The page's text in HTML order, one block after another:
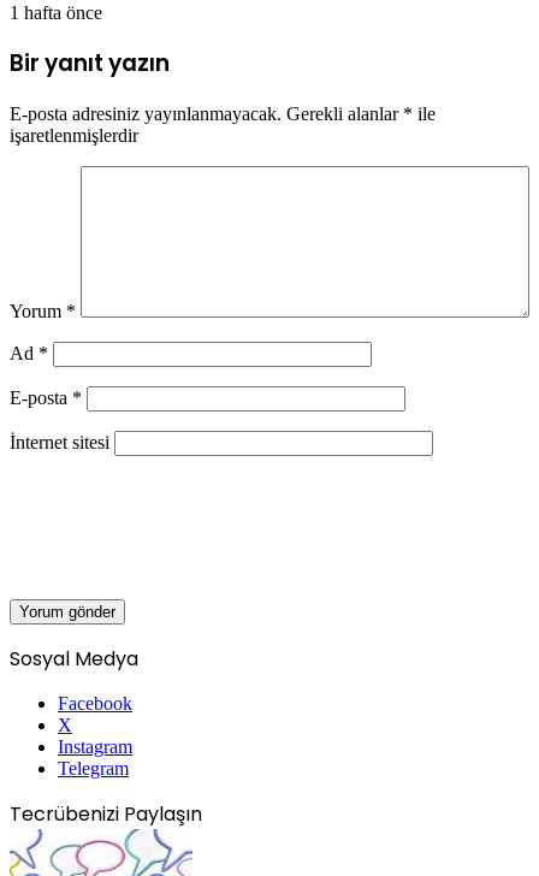
1 hafta önce
Bir yanıt yazın
E-posta adresiniz yayınlanmayacak. Gerekli alanlar * ile
işaretlenmişlerdir
Yorum *
Ad *
E-posta *
İnternet sitesi
Sosyal Medya
Facebook
X
Instagram
Telegram
Tecrübenizi Paylaşın